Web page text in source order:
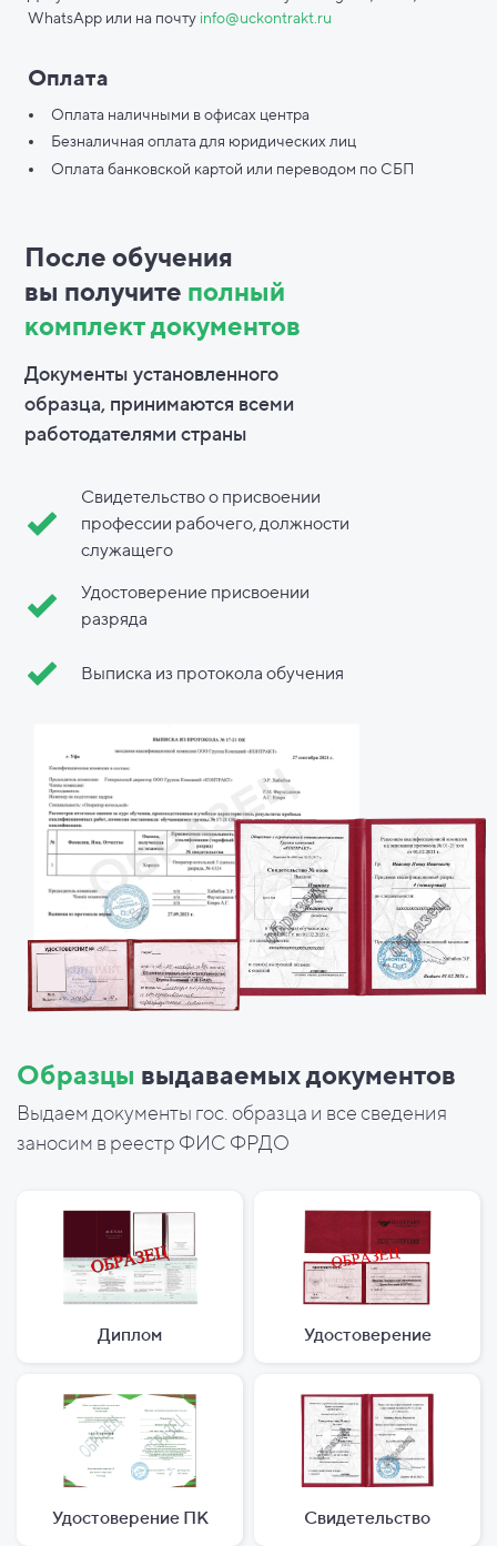
WhatsApp или на почту info@uckontrakt.ru
Оплата
Оплата наличными в офисах центра
Безналичная оплата для юридических лиц
Оплата банковской картой или переводом по СБП
После обучения
вы получите полный
комплект документов
Документы установленного
образца, принимаются всеми
работодателями страны
Свидетельство о присвоении
профессии рабочего, должности
служащего
Удостоверение присвоении
разряда
Выписка из протокола обучения
Образцы выдаваемых документов
Выдаем документы гос. образца и все сведения
заносим в реестр ФИС ФРДО
Диплом Удостоверение
Удостоверение ПК Свидетельство